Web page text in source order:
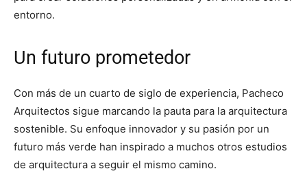
entorno.
Un futuro prometedor
Con más de un cuarto de siglo de experiencia, Pacheco
Arquitectos sigue marcando la pauta para la arquitectura
sostenible. Su enfoque innovador y su pasión por un
futuro más verde han inspirado a muchos otros estudios
de arquitectura a seguir el mismo camino.